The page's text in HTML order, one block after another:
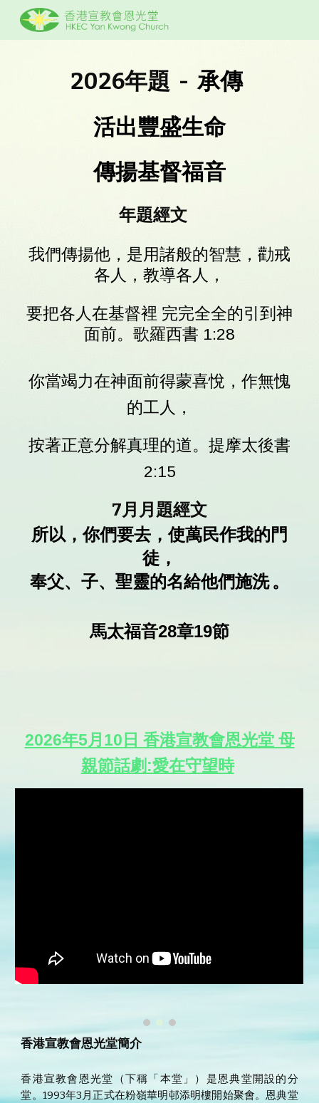
Skip to main content
2026年題 -承傳
活出豐盛生命
傳揚基督福音
年題經文
我們傳揚他，是用諸般的智慧，勸戒
各人，教導各人，
要把各人在基督裡 完完全全的引到神
面前。歌羅西書 1:28
你當竭力在神面前得蒙喜悅，作無愧
的工人，
按著正意分解真理的道。提摩太後書
2:15
7月月題經文
所以，你們要去，使萬民作我的門
徒，
奉父、子、聖靈的名給他們施洗 。
馬太福音28章19節
2026年5月10日 香港宣教會恩光堂 母
親節話劇:愛在守望時
香港宣教會恩光堂簡介
香港宣教會恩光堂（下稱「本堂」）是恩典堂開設的分
堂。1993年3月正式在粉嶺華明邨添明樓開始聚會。恩典堂